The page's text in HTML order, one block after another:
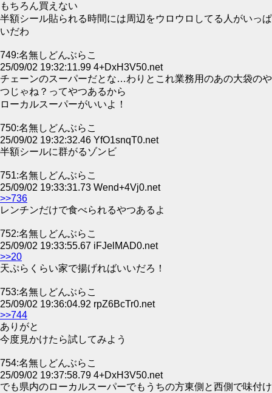
もちろん買えない
半額シール貼られる時間には周辺をウロウロしてる人がいっぱ
いだわ
749:名無しどんぶらこ
25/09/02 19:32:11.99 4+DxH3V50.net
チェーンのスーパーだとな…わりとこれ業務用のあの大袋のや
つじゃね？ってやつあるから
ローカルスーパーがいいよ！
750:名無しどんぶらこ
25/09/02 19:32:32.46 YfO1snqT0.net
半額シールに群がるゾンビ
751:名無しどんぶらこ
25/09/02 19:33:31.73 Wend+4Vj0.net
>>736
レンチンだけで食べられるやつあるよ
752:名無しどんぶらこ
25/09/02 19:33:55.67 iFJelMAD0.net
>>20
天ぷらくらい家で揚げればいいだろ！
753:名無しどんぶらこ
25/09/02 19:36:04.92 rpZ6BcTr0.net
>>744
ありがと
今度見かけたら試してみよう
754:名無しどんぶらこ
25/09/02 19:37:58.79 4+DxH3V50.net
でも県内のローカルスーパーでもうちの方東側と西側で味付け